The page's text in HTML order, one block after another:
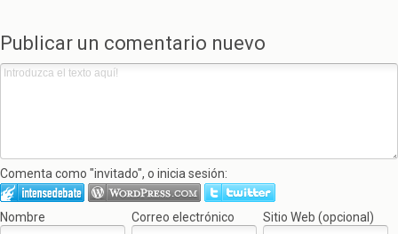
Publicar un comentario nuevo
Comenta como "invitado", o inicia sesión:
Nombre Correo electrónico Sitio Web (opcional)